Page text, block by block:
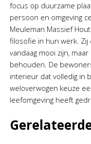
focus op duurzame
persoon en omgeving
Meuleman Massief
filosofie in hun werk.
vandaag mooi zijn,
behouden. De
interieur dat volledig in
weloverwogen keuze
leefomgeving heeft